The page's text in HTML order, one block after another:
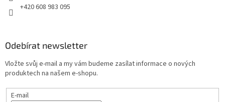
+420 608 983 095
Odebírat newsletter
Vložte svůj e-mail a my vám budeme zasílat informace o nových
produktech na našem e-shopu.
E-mail